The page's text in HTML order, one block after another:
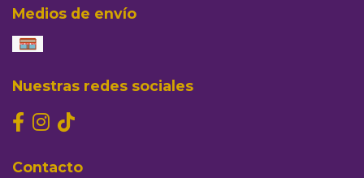
Medios de envío
Nuestras redes sociales
Contacto